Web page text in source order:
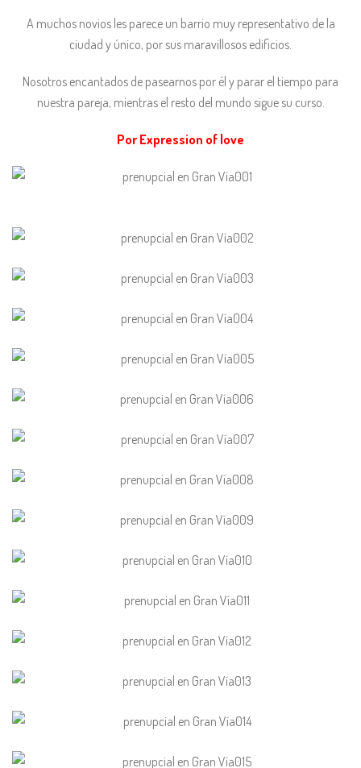
A muchos novios les parece un barrio muy representativo de la
ciudad y único, por sus maravillosos edificios.
Nosotros encantados de pasearnos por él y parar el tiempo para
nuestra pareja, mientras el resto del mundo sigue su curso.
Por Expression of love